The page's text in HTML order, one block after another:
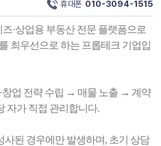
휴대폰 010-3094-1515
·상업용 부동산 전문 플랫폼으로
최우선으로 하는 프롭테크 기업입
업 전략 수립 → 매물 노출 → 계약
자가 직접 관리합니다.
된 경우에만 발생하며, 초기 상담